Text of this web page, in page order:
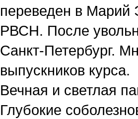
переведен в Марий
РВСН. После
Санкт-Петербург.
выпускников курса.
Вечная и светлая
Глубокие